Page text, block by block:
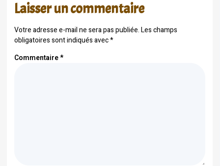
Laisser un commentaire
Votre adresse e-mail ne sera pas publiée.Les champs
obligatoires sont indiqués avec*
Commentaire*